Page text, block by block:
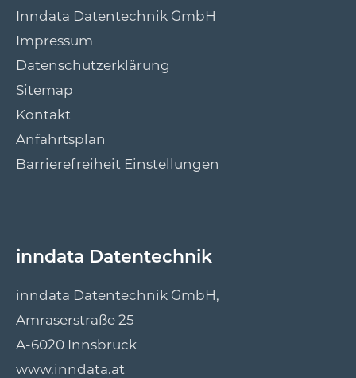
Inndata Datentechnik GmbH
Impressum
Datenschutzerklärung
Sitemap
Kontakt
Anfahrtsplan
Barrierefreiheit Einstellungen
inndata Datentechnik
inndata Datentechnik GmbH,
Amraserstraße 25
A-6020 Innsbruck
www.inndata.at